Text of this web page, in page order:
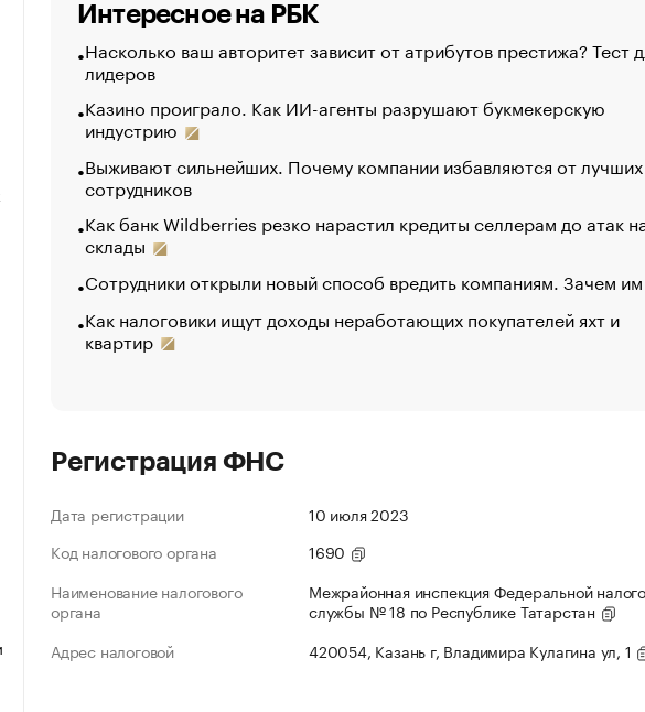
Интересное на РБК
Насколько ваш авторитет зависит от атрибутов престижа? Тест
лидеров
Казино проиграло. Как ИИ-агенты разрушают букмекерскую
индустрию
Выживают сильнейших. Почему компании избавляются от лучших
сотрудников
Как банк Wildberries резко нарастил кредиты селлерам до атак
склады
Сотрудники открыли новый способ вредить компаниям. Зачем
Как налоговики ищут доходы неработающих покупателей яхт и
квартир
Регистрация ФНС
Дата регистрации
10 июля 2023
Код налогового органа
1690
Наименование налогового
органа
Межрайонная инспекция Федеральной
службы № 18 по Республике Татарстан
Адрес налоговой
420054, Казань г, Владимира Кулагина ул, 1